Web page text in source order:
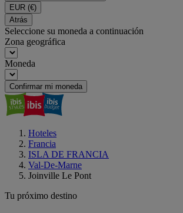
EUR (€)
Atrás
Seleccione su moneda a continuación
Zona geográfica
Moneda
Confirmar mi moneda
Hoteles
Francia
ISLA DE FRANCIA
Val-De-Marne
Joinville Le Pont
Tu próximo destino